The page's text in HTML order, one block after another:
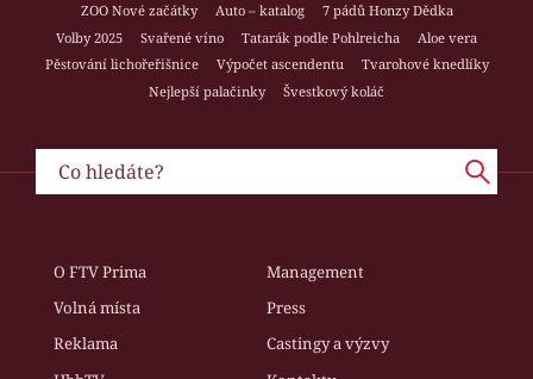
ZOO Nové začátky
Auto – katalog
7 pádů Honzy Dědka
Volby 2025
Svařené víno Tatarák podle Pohlreicha
Aloe vera
Pěstování lichořeřišnice
Výpočet ascendentu
Tvarohové knedlíky
Nejlepší palačinky
Švestkový koláč
O FTV Prima
Management
Volná místa
Press
Reklama
Castingy a výzvy